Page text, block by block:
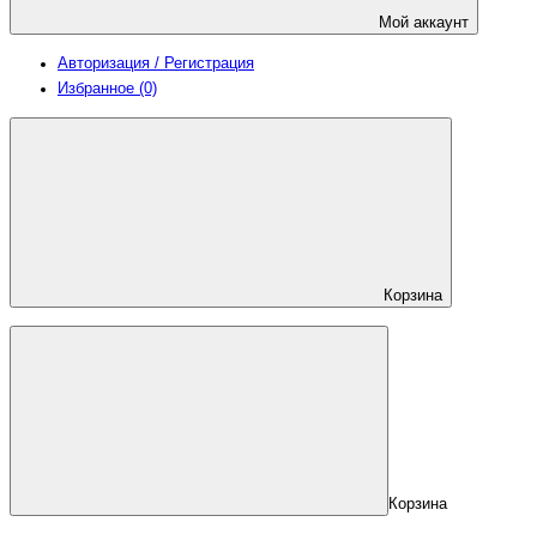
Мой аккаунт
Авторизация / Регистрация
Избранное (0)
Корзина
Корзина